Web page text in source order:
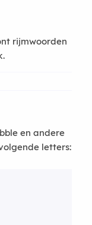
rijmwoorden
en andere
letters: